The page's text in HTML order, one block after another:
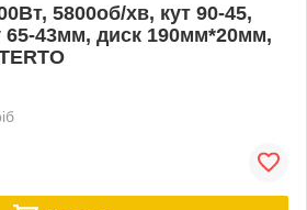
5800об/хв, кут 90-45,
65-43мм, диск 190мм*20мм,